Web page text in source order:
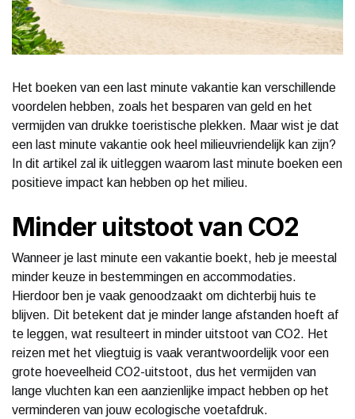
Het boeken van een last minute vakantie kan verschillende
voordelen hebben, zoals het besparen van geld en het
vermijden van drukke toeristische plekken. Maar wist je dat
een last minute vakantie ook heel milieuvriendelijk kan zijn?
In dit artikel zal ik uitleggen waarom last minute boeken een
positieve impact kan hebben op het milieu.
Minder uitstoot van CO2
Wanneer je last minute een vakantie boekt, heb je meestal
minder keuze in bestemmingen en accommodaties.
Hierdoor ben je vaak genoodzaakt om dichterbij huis te
blijven. Dit betekent dat je minder lange afstanden hoeft af
te leggen, wat resulteert in minder uitstoot van CO2. Het
reizen met het vliegtuig is vaak verantwoordelijk voor een
grote hoeveelheid CO2-uitstoot, dus het vermijden van
lange vluchten kan een aanzienlijke impact hebben op het
verminderen van jouw ecologische voetafdruk.